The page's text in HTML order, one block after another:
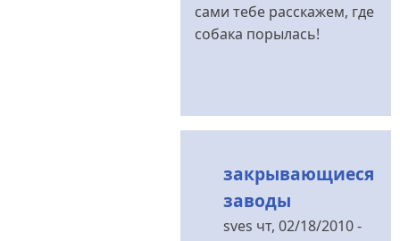
сами тебе расскажем, где
собака порылась!
закрывающиеся
заводы
sves чт, 02/18/2010 -